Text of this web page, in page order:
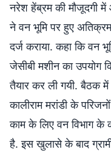
नरेश हेंब्रम की मौजूदगी
ने वन भूमि पर हुए
दर्ज कराया. कहा कि
जेसीबी मशीन का उपयोग
तैयार कर ली गयी. बैठक
कालीराम मरांडी के
काम के लिए वन विभाग के
है. इस खुलासे के बाद